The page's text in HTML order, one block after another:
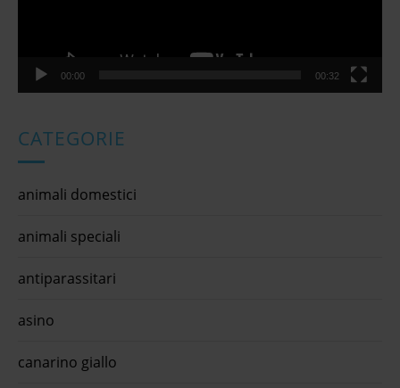
00:00 00:32
CATEGORIE
animali domestici
animali speciali
antiparassitari
asino
canarino giallo